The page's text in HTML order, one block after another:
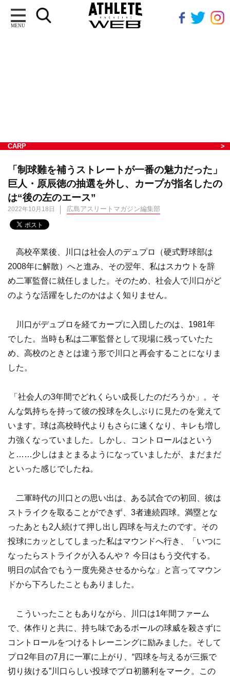
MENU
CARP
「制球難を補うストレートが一番の魅力だった」
巨人・原辰徳の抽選を外し、カープが指名したの
は“後の左のエース”
2022年10月18日 広島アスリートマガジン編集部
高校卒業後、川口は社会人のデュプロ（硬式野球部は
2008年に解散）へと進み、その翌年、私はスカウトを辞
め二軍監督に就任しました。そのため、社会人で川口がど
のような活躍をしたのかはよく知りません。
川口がデュプロを­経てカープに入団したのは、1981年
でした。当時も私は二軍監督として現場に残っていたた
め、高校のときとは違う形で川口と再会することになりま
した。
「社会人の3年間でどれくらい成長したのだろうか」。そ
んな気持ちを持って彼の投球を久しぶりに見たのを覚えて
います。球は高校時代よりもさらに速くなり、キレも増し
力強くなっていました。しかし、コントロールはという
と……少しはまとまるようになっていましたが、まだまだ
といった感じでしたね。
二軍時代の川口との思い出は、ある試合での初回、彼は
ストライクを取ることができず、3者連続四球。満塁とな
ったあとも2人続けて押し出し四球を与えたのです。その
投球にカッとしてしまった私はマウンドへ行き、「いつに
なったらストライクが入るんや？ 今日はもう交代する。
明日の試合でもう一度先発させるからな」と言ってマウン
ドから下ろしたこともありました。
こういったこともありながら、川口は1年間ファーム
で、体作りと共に、持ち味であるボールの球威を殺さずに
コントロールをつけるトレーニングに励みました。そして
プロ2年目の7月に一軍に上がり、“四球を与えるが三振で
切り抜ける”川口らしい投球でプロ初勝利をマーク。この